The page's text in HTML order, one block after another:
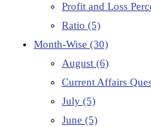
Profit and Loss
Ratio (5)
Month-Wise (30)
August (6)
Current Affairs
July (5)
June (5)